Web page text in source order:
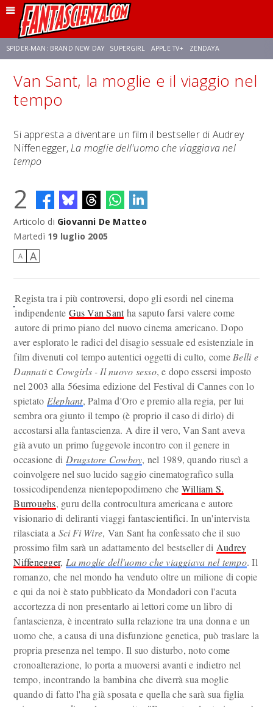
SPIDER-MAN: BRAND NEW DAY SUPERGIRL APPLE TV+ ZENDAYA
FRANCO RICCIARDIELLO AVENGERS: DOOMSDAY STAR TREK NETFLIX
Van Sant, la moglie e il viaggio nel
tempo
Si appresta a diventare un film il bestseller di Audrey
Niffenegger,La moglie dell'uomo che viaggiava nel
tempo
2
Articolo di Giovanni De Matteo
Martedì 19 luglio 2005
A A
Regista tra i più controversi, dopo gli esordi nel cinema
indipendente Gus Van Santha saputo farsi valere come
autore di primo piano del nuovo cinema americano. Dopo
aver esplorato le radici del disagio sessuale ed esistenziale in
film divenuti col tempo autentici oggetti di culto, come Belli e
Dannatie Cowgirls - Il nuovo sesso, e dopo essersi imposto
nel 2003 alla 56esima edizione del Festival di Cannes con lo
spietato Elephant, Palma d'Oro e premio alla regia, per lui
sembra ora giunto il tempo (è proprio il caso di dirlo) di
accostarsi alla fantascienza. A dire il vero, Van Sant aveva
già avuto un primo fuggevole incontro con il genere in
occasione di Drugstore Cowboy, nel 1989, quando riuscì a
coinvolgere nel suo lucido saggio cinematografico sulla
tossicodipendenza nientepopodimeno che William S.
Burroughs, guru della controcultura americana e autore
visionario di deliranti viaggi fantascientifici. In un'intervista
rilasciata a Sci Fi Wire, Van Sant ha confessato che il suo
prossimo film sarà un adattamento del bestseller di Audrey
Niffenegger, La moglie dell'uomo che viaggiava nel tempo. Il
romanzo, che nel mondo ha venduto oltre un milione di copie
e qui da noi è stato pubblicato da Mondadori con l'acuta
accortezza di non presentarlo ai lettori come un libro di
fantascienza, è incentrato sulla relazione tra una donna e un
uomo che, a causa di una disfunzione genetica, può traslare la
propria presenza nel tempo. Il suo disturbo, noto come
cronoalterazione, lo porta a muoversi avanti e indietro nel
tempo, incontrando la bambina che diverrà sua moglie
quando di fatto l'ha già sposata e quella che sarà sua figlia